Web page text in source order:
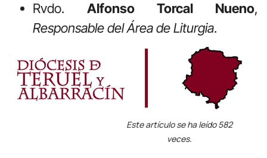
Rvdo. Alfonso Torcal Nueno,
Responsable del Área de Liturgia.
Este artículo se ha leído 582
veces.